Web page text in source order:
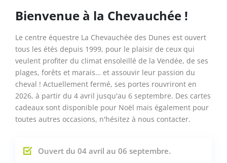
Bienvenue à la Chevauchée !
Le centre équestre La Chevauchée des Dunes est ouvert
tous les étés depuis 1999, pour le plaisir de ceux qui
veulent profiter du climat ensoleillé de la Vendée, de ses
plages, forêts et marais… et assouvir leur passion du
cheval ! Actuellement fermé, ses portes rouvriront en
2026, à partir du 4 avril jusqu'au 6 septembre. Des cartes
cadeaux sont disponible pour Noël mais également pour
toutes autres occasions, n'hésitez à nous contacter.
Ouvert du 04 avril au 06 septembre.